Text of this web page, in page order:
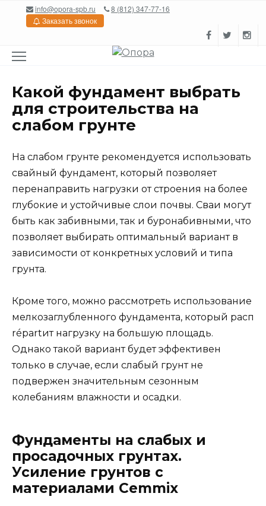
Перейтиinfo@opora-spb.ru
8 (812) 347-77-16
Заказать звонок
Какой фундамент выбрать
для строительства на
слабом грунте
На слабом грунте рекомендуется использовать
свайный фундамент, который позволяет
перенаправить нагрузки от строения на более
глубокие и устойчивые слои почвы. Сваи могут
быть как забивными, так и буронабивными, что
позволяет выбирать оптимальный вариант в
зависимости от конкретных условий и типа
грунта.
Кроме того, можно рассмотреть использование
мелкозаглубленного фундамента, который расп
répartит нагрузку на большую площадь.
Однако такой вариант будет эффективен
только в случае, если слабый грунт не
подвержен значительным сезонным
колебаниям влажности и осадки.
Фундаменты на слабых и
просадочных грунтах.
Усиление грунтов с
материалами Cemmix